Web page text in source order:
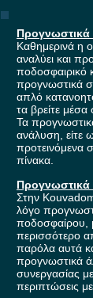
Προγνωστικά
Καθημερινά η
αναλύει και
ποδοσφαιρικό
προγνωστικά
απλό
τα βρείτε μέσα
Τα
ανάλυση, είτε
προτεινόμενα
πίνακα.
Προγνωστικά
Στην
λόγο
ποδοσφαίρου,
περισσότερο
παρόλα αυτά
προγνωστικά
συνεργασίας
περιπτώσεις